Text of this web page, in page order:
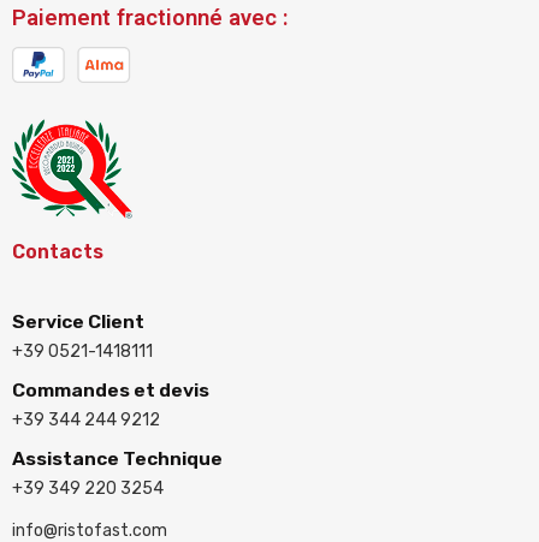
Paiement fractionné avec :
Contacts
Service Client
+39 0521-1418111
Commandes et devis
+39 344 244 9212
Assistance Technique
+39 349 220 3254
info@ristofast.com